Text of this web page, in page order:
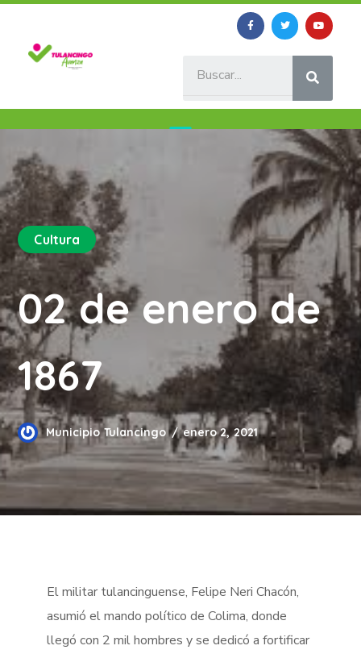
Cultura
02 de enero de
1867
Municipio Tulancingo enero 2, 2021
El militar tulancinguense, Felipe Neri Chacón,
asumió el mando político de Colima, donde
llegó con 2 mil hombres y se dedicó a fortificar